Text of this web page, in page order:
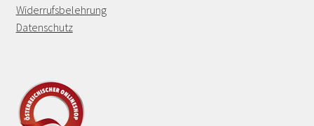
Widerrufsbelehrung
Datenschutz